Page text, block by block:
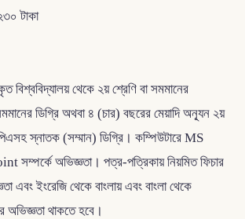
টাকা
বিশ্ববিদ্যালয় থেকে ২য় শ্রেণি বা সমমানের
ডিগ্রি অথবা ৪ (চার) বছরের মেয়াদি অন্যূন ২য়
স্নাতক (সম্মান) ডিগ্রি। কম্পিউটারে MS
অভিজ্ঞতা। পত্র-পত্রিকায় নিয়মিত ফিচার
এবং ইংরেজি থেকে বাংলায় এবং বাংলা থেকে
অভিজ্ঞতা থাকতে হবে।